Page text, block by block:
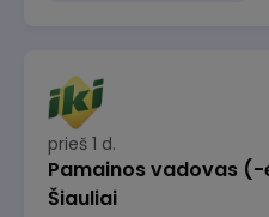
prieš 1 d.
Pamainos vadovas (-
Šiauliai